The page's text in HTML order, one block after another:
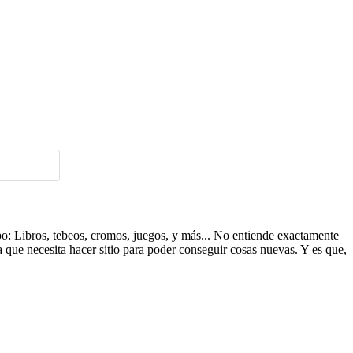
Libros, tebeos, cromos, juegos, y más... No entiende exactamente
necesita hacer sitio para poder conseguir cosas nuevas. Y es que,